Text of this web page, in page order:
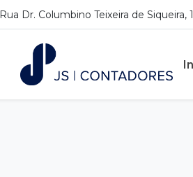
Rua Dr. Columbino Teixeira de Siqueira,